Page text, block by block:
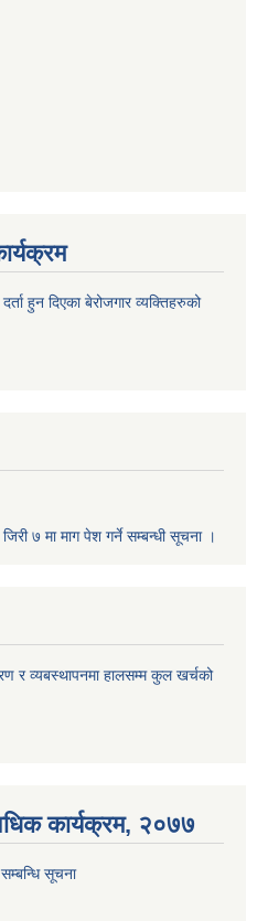
हुन दिएका बेरोजगार व्यक्तिहरुको
७ मा माग पेश गर्ने सम्बन्धी सूचना ।
र व्यबस्थापनमा हालसम्म कुल खर्चको
कार्यक्रम, २०७७
सूचना